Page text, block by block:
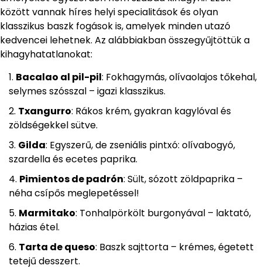
között vannak híres helyi specialitások és olyan
klasszikus baszk fogások is, amelyek minden utazó
kedvencei lehetnek. Az alábbiakban összegyűjtöttük a
kihagyhatatlanokat:
Bacalao al pil-pil: Fokhagymás, olívaolajos tőkehal,
selymes szósszal – igazi klasszikus.
Txangurro: Rákos krém, gyakran kagylóval és
zöldségekkel sütve.
Gilda: Egyszerű, de zseniális pintxó: olívabogyó,
szardella és ecetes paprika.
Pimientos de padrón: Sült, sózott zöldpaprika –
néha csípős meglepetéssel!
Marmitako: Tonhalpörkölt burgonyával – laktató,
házias étel.
Tarta de queso: Baszk sajttorta – krémes, égetett
tetejű desszert.